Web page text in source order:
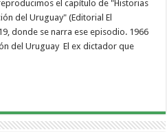
el capítulo de "Historias
del Uruguay" (Editorial El
donde se narra ese episodio. 1966
del Uruguay El ex dictador que